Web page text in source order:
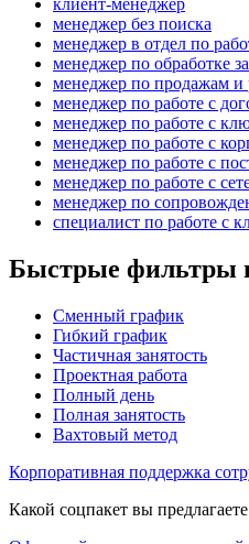
менеджер без поиска
менеджер в отдел по
менеджер по обработке
менеджер по продажам и
менеджер по работе с
менеджер по работе с
менеджер по работе с
менеджер по работе с
менеджер по работе с
менеджер по
специалист по работе с
Быстрые фильтры
Сменный график
Гибкий график
Частичная занятость
Проектная работа
Полный день
Полная занятость
Вахтовый метод
Корпоративная поддержка
Какой соцпакет вы